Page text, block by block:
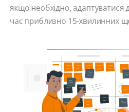
якщо необхідно, адаптуватися
час приблизно 15-хвилинних